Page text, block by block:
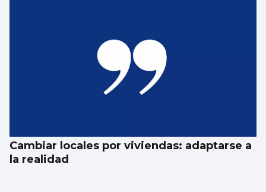
Cambiar locales por viviendas: adaptarse a
la realidad